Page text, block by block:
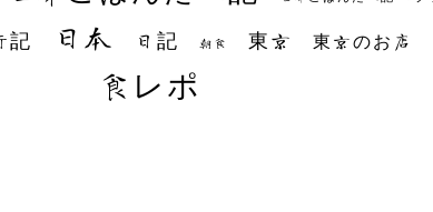
記 日本 日記 朝食 東京 東京のお店
食レポ